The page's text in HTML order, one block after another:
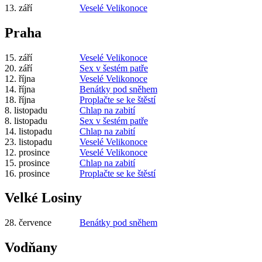
13. září Veselé Velikonoce
Praha
15. září Veselé Velikonoce
20. září
Sex v šestém patře
12. října
Veselé Velikonoce
14. října
Benátky pod sněhem
18. října
Proplačte se ke štěstí
8. listopadu
Chlap na zabití
8. listopadu
Sex v šestém patře
14. listopadu
Chlap na zabití
23. listopadu
Veselé Velikonoce
12. prosince
Veselé Velikonoce
15. prosince
Chlap na zabití
16. prosince
Proplačte se ke štěstí
Velké Losiny
28. července Benátky pod sněhem
Vodňany